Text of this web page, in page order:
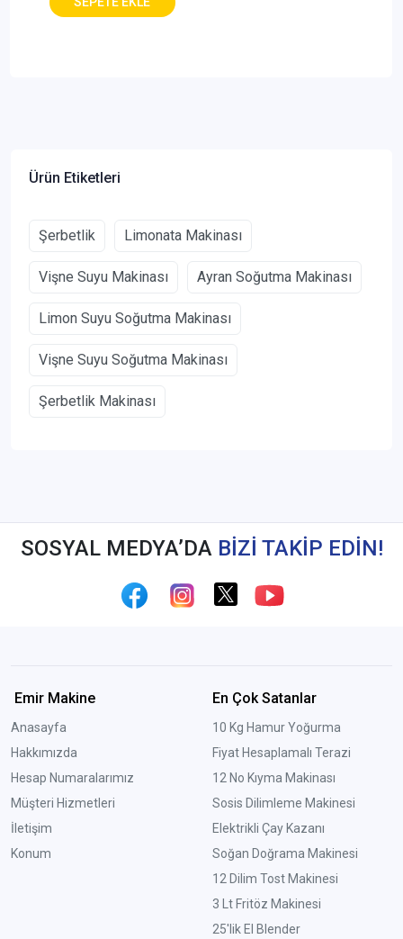
Ürün Etiketleri
Şerbetlik Limonata Makinası
Vişne Suyu Makinası Ayran Soğutma Makinası
Limon Suyu Soğutma Makinası
Vişne Suyu Soğutma Makinası
Şerbetlik Makinası
SOSYAL MEDYA’DA BİZİ TAKİP EDİN!
Emir Makine
Anasayfa
Hakkımızda
Hesap Numaralarımız
Müşteri Hizmetleri
İletişim
Konum
En Çok Satanlar
10 Kg Hamur Yoğurma
Fiyat Hesaplamalı Terazi
12 No Kıyma Makinası
Sosis Dilimleme Makinesi
Elektrikli Çay Kazanı
Soğan Doğrama Makinesi
12 Dilim Tost Makinesi
3 Lt Fritöz Makinesi
25'lik El Blender